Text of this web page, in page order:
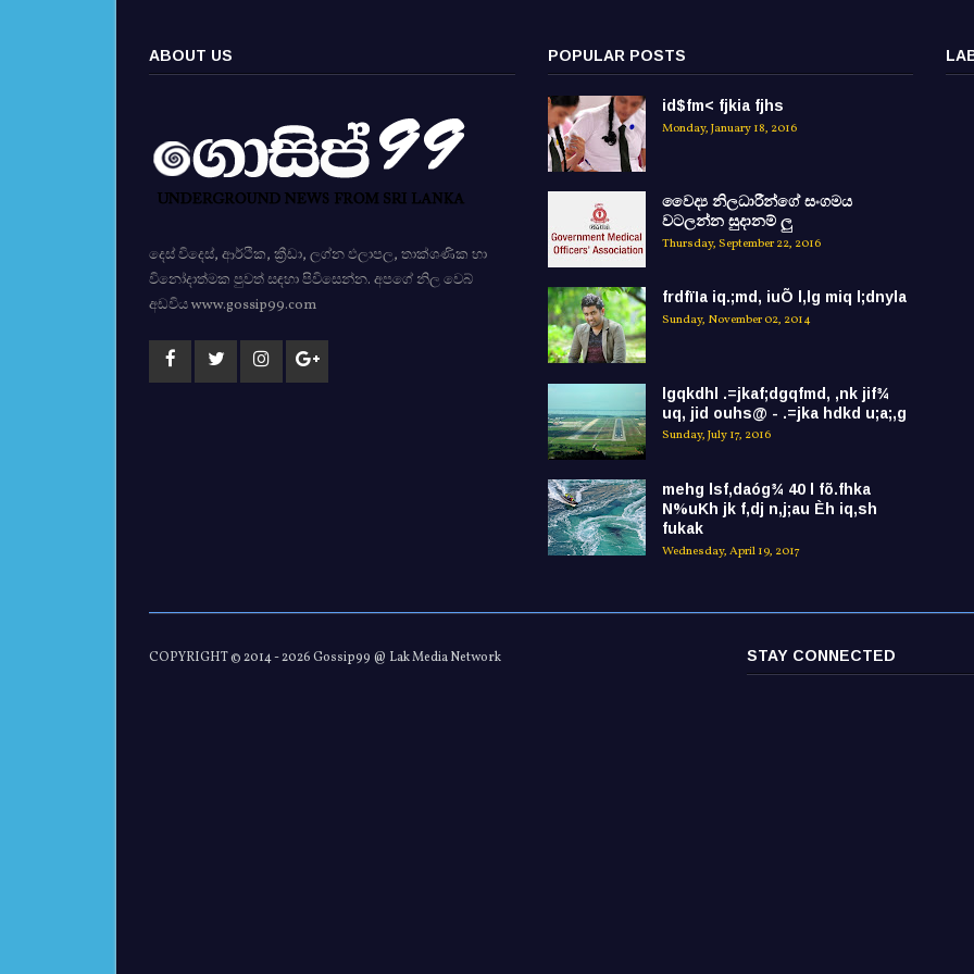
ABOUT US
දෙස් විදෙස්, ආර්ථික, ක්‍රීඩා, ලග්න ඵලාපල, තාක්ශණික හා
විනෝදාත්මක පුවත් සඳහා පිවිසෙන්න. අපගේ නිල වෙබ්
අඩවිය www.gossip99.com
POPULAR POSTS
id$fm< fjkia fjhs
Monday, January 18, 2016
වෛද්‍ය නිලධාරීන්ගේ සංගමය
වටලන්න සුදානම් ලු
Thursday, September 22, 2016
frdfïIa iq.;md, iuÕ l,lg miq l;dnyla
Sunday, November 02, 2014
lgqkdhl .=jkaf;dgqfmd, ,nk jif¾
uq, jid ouhs@ - .=jka hdkd u;a;,g
Sunday, July 17, 2016
mehg lsf,daóg¾ 40 l fõ.fhka
N%uKh jk f,dj n,j;au Èh iq,sh
fukak
Wednesday, April 19, 2017
COPYRIGHT © 2014 -2026 Gossip99 @ Lak Media Network STAY CONNECTED